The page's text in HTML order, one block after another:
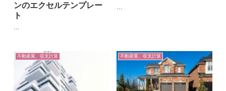
ンのエクセルテンプレー
ト
不動産業、収支計算 不動産業、収支計算